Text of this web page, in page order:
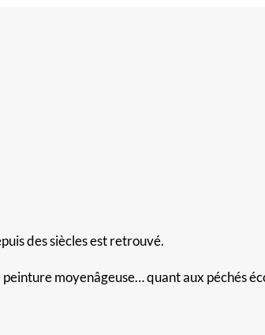
des siècles est retrouvé.
moyenâgeuse… quant aux péchés